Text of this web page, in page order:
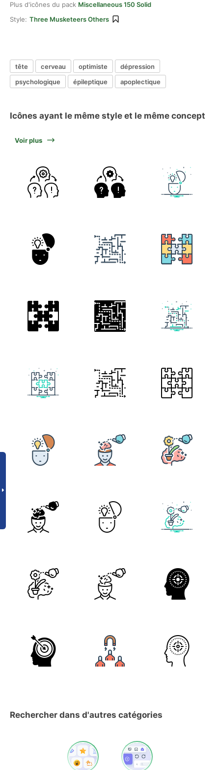
Plus d'icônes du pack Miscellaneous 150 Solid
Style: Three Musketeers Others
tête cerveau optimiste
dépression
psychologique
épileptique apoplectique
Icônes ayant le même style et le même concept
Voir plus
Rechercher dans d'autres catégories